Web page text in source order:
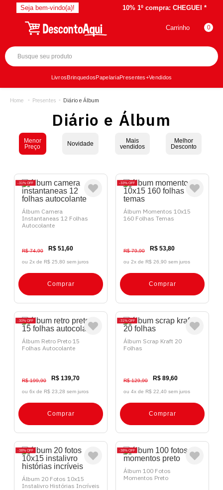
Seja bem-vindo(a)! 10% 1º compra: CHEGUEI *
Carrinho 0
LivrosBrinquedosPapelariaPresentes+Vendidos
Presentes Diário e Álbum
Diário e Álbum
Menor
Preço
Novidade
Mais
vendidos
Melhor
Desconto
31% OFF
Álbum Camera
Instantaneas 12 Folhas
Autocolante
R$ 74,90 R$ 51,60
ou 2x de R$ 25,80 sem juros
Comprar
33% OFF
Álbum Momentos 10x15
160 Folhas Temas
R$ 79,90 R$ 53,80
ou 2x de R$ 26,90 sem juros
Comprar
30% OFF
Álbum Retro Preto 15
Folhas Autocolante
R$ 199,90 R$ 139,70
ou 6x de R$ 23,28 sem juros
Comprar
31% OFF
Álbum Scrap Kraft 20
Folhas
R$ 129,90 R$ 89,60
ou 4x de R$ 22,40 sem juros
Comprar
38% OFF
Álbum 20 Fotos 10x15
Instalivro Histórias Incríveis
38% OFF
Álbum 100 Fotos
Momentos Preto